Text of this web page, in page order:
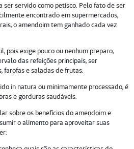
ser servido como petisco. Pelo fato de ser
encontrado em supermercados,
o amendoim tem ganhado cada vez
pois exige pouco ou nenhum preparo,
das refeições principais, ser
farofas e saladas de frutas.
in natura ou minimamente processado, é
e gorduras saudáveis.
sobre os benefícios do amendoim e
o alimento para aproveitar suas